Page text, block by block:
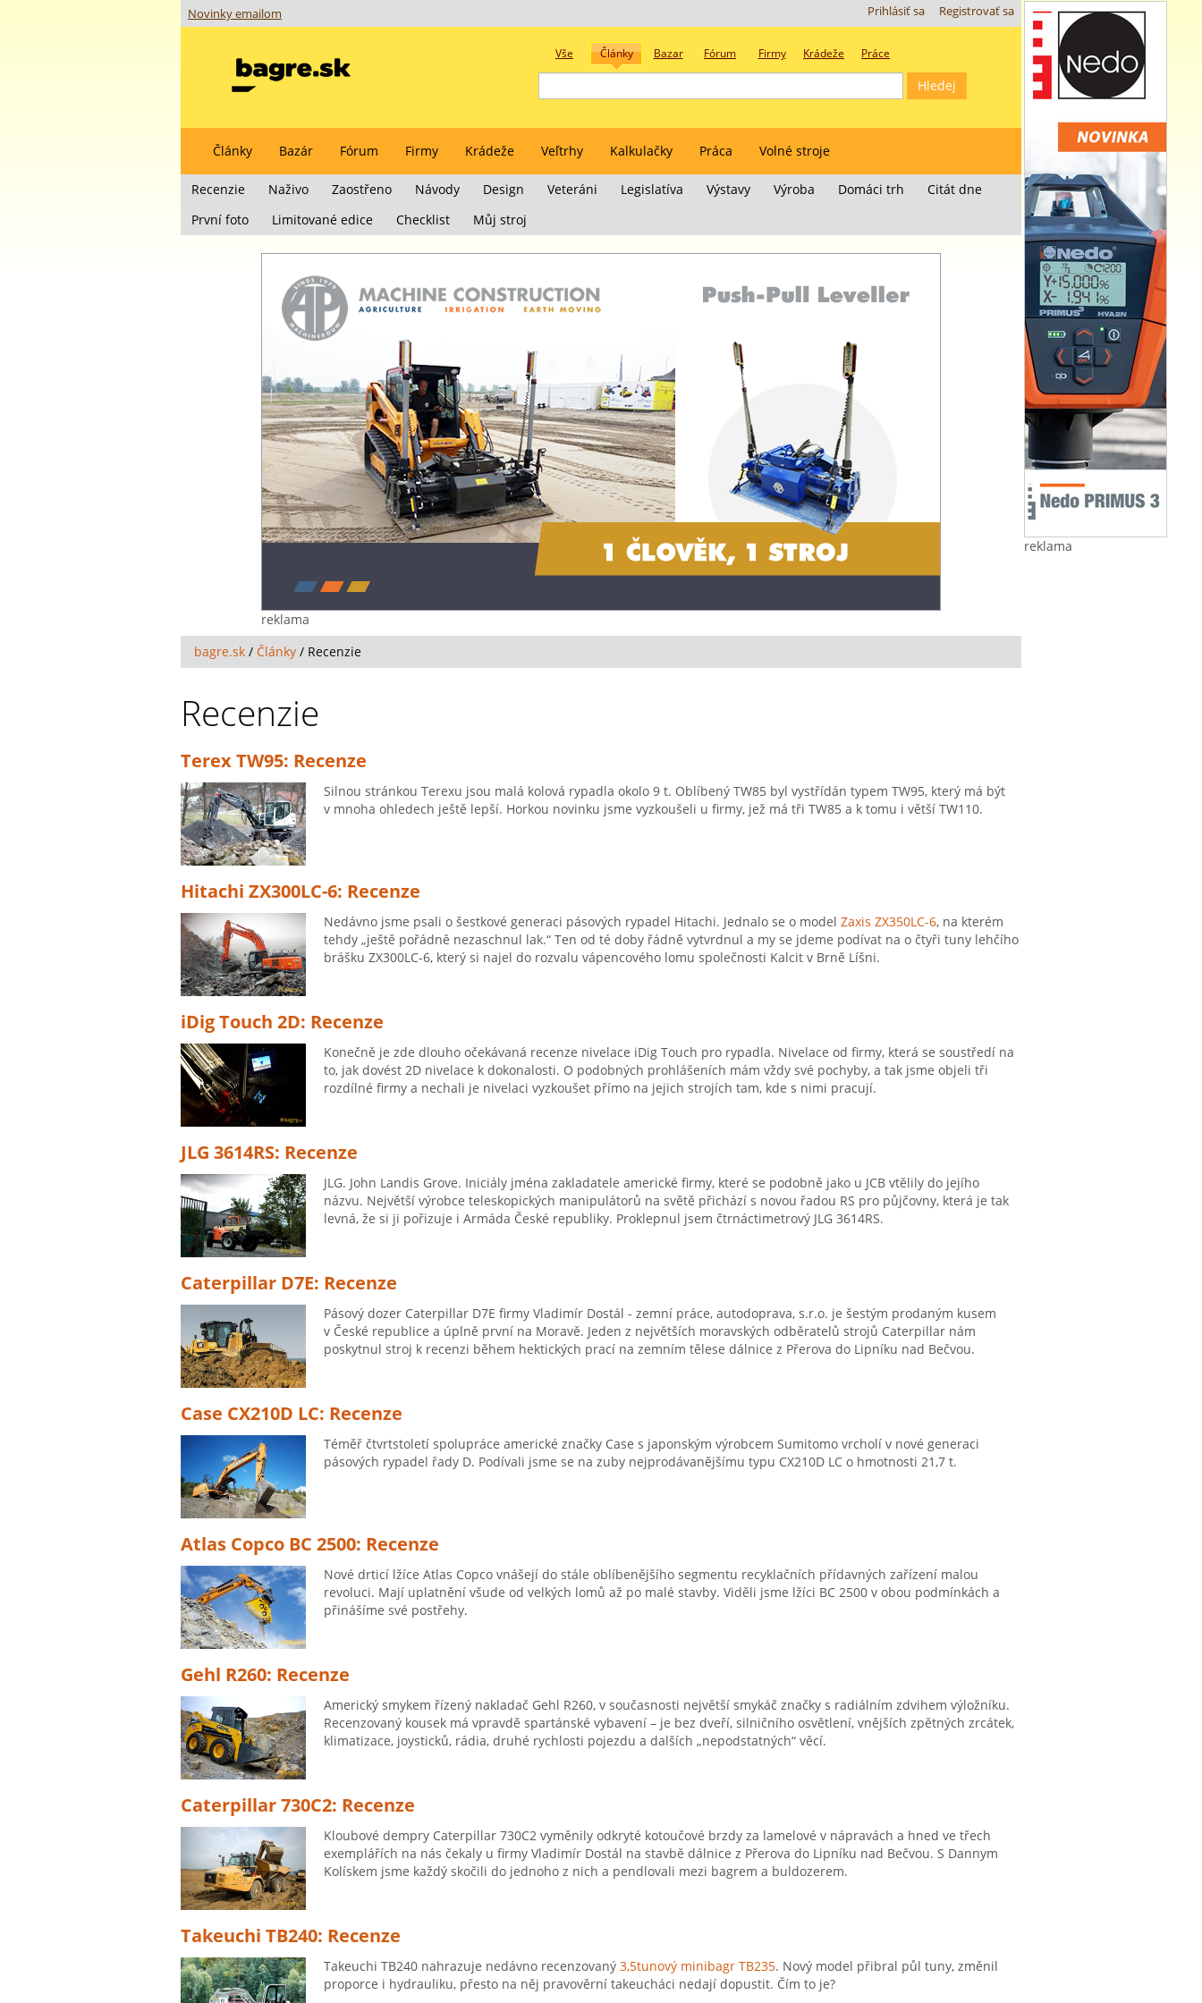
reklama
Novinky emailom Registrovať sa
Prihlásiť sa
Vše Články Bazar Fórum Firmy Krádeže Práce
Články Bazár Fórum Firmy Krádeže Veľtrhy Kalkulačky Práca Volné stroje
Recenzie Naživo Zaostřeno Návody Design Veteráni Legislatíva Výstavy Výroba Domáci trh
Citát dne
První foto
Limitované edice Checklist Můj stroj
reklama
bagre.sk / Články / Recenzie
Recenzie
Terex TW95: Recenze
Silnou stránkou Terexu jsou malá kolová rypadla okolo 9 t. Oblíbený TW85 byl vystřídán typem TW95, který má být
v mnoha ohledech ještě lepší. Horkou novinku jsme vyzkoušeli u firmy, jež má tři TW85 a k tomu i větší TW110.
Hitachi ZX300LC-6: Recenze
Nedávno jsme psali o šestkové generaci pásových rypadel Hitachi. Jednalo se o model Zaxis ZX350LC-6, na kterém
tehdy „ještě pořádně nezaschnul lak.“ Ten od té doby řádně vytvrdnul a my se jdeme podívat na o čtyři tuny lehčího
brášku ZX300LC-6, který si najel do rozvalu vápencového lomu společnosti Kalcit v Brně Líšni.
iDig Touch 2D: Recenze
Konečně je zde dlouho očekávaná recenze nivelace iDig Touch pro rypadla. Nivelace od firmy, která se soustředí na
to, jak dovést 2D nivelace k dokonalosti. O podobných prohlášeních mám vždy své pochyby, a tak jsme objeli tři
rozdílné firmy a nechali je nivelaci vyzkoušet přímo na jejich strojích tam, kde s nimi pracují.
JLG 3614RS: Recenze
JLG. John Landis Grove. Iniciály jména zakladatele americké firmy, které se podobně jako u JCB vtělily do jejího
názvu. Největší výrobce teleskopických manipulátorů na světě přichází s novou řadou RS pro půjčovny, která je tak
levná, že si ji pořizuje i Armáda České republiky. Proklepnul jsem čtrnáctimetrový JLG 3614RS.
Caterpillar D7E: Recenze
Pásový dozer Caterpillar D7E firmy Vladimír Dostál - zemní práce, autodoprava, s.r.o. je šestým prodaným kusem
v České republice a úplně první na Moravě. Jeden z největších moravských odběratelů strojů Caterpillar nám
poskytnul stroj k recenzi během hektických prací na zemním tělese dálnice z Přerova do Lipníku nad Bečvou.
Case CX210D LC: Recenze
Téměř čtvrtstoletí spolupráce americké značky Case s japonským výrobcem Sumitomo vrcholí v nové generaci
pásových rypadel řady D. Podívali jsme se na zuby nejprodávanějšímu typu CX210D LC o hmotnosti 21,7 t.
Atlas Copco BC 2500: Recenze
Nové drticí lžíce Atlas Copco vnášejí do stále oblíbenějšího segmentu recyklačních přídavných zařízení malou
revoluci. Mají uplatnění všude od velkých lomů až po malé stavby. Viděli jsme lžíci BC 2500 v obou podmínkách a
přinášíme své postřehy.
Gehl R260: Recenze
Americký smykem řízený nakladač Gehl R260, v současnosti největší smykáč značky s radiálním zdvihem výložníku.
Recenzovaný kousek má vpravdě spartánské vybavení – je bez dveří, silničního osvětlení, vnějších zpětných zrcátek,
klimatizace, joysticků, rádia, druhé rychlosti pojezdu a dalších „nepodstatných“ věcí.
Caterpillar 730C2: Recenze
Kloubové dempry Caterpillar 730C2 vyměnily odkryté kotoučové brzdy za lamelové v nápravách a hned ve třech
exemplářích na nás čekaly u firmy Vladimír Dostál na stavbě dálnice z Přerova do Lipníku nad Bečvou. S Dannym
Kolískem jsme každý skočili do jednoho z nich a pendlovali mezi bagrem a buldozerem.
Takeuchi TB240: Recenze
Takeuchi TB240 nahrazuje nedávno recenzovaný 3,5tunový minibagr TB235. Nový model přibral půl tuny, změnil
proporce i hydrauliku, přesto na něj pravověrní takeucháci nedají dopustit. Čím to je?